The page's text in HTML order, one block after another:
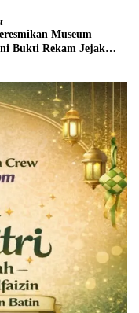
Museum
Bukti Rekam Jejak